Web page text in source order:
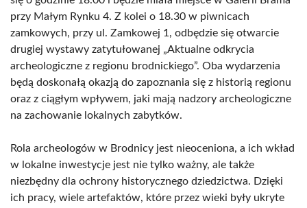
przy Małym Rynku 4. Z kolei o 18.30 w piwnicach
zamkowych, przy ul. Zamkowej 1, odbędzie się otwarcie
drugiej wystawy zatytułowanej „Aktualne odkrycia
archeologiczne z regionu brodnickiego”. Oba wydarzenia
będą doskonałą okazją do zapoznania się z historią regionu
oraz z ciągłym wpływem, jaki mają nadzory archeologiczne
na zachowanie lokalnych zabytków.
Rola archeologów w Brodnicy jest nieoceniona, a ich wkład
w lokalne inwestycje jest nie tylko ważny, ale także
niezbędny dla ochrony historycznego dziedzictwa. Dzięki
ich pracy, wiele artefaktów, które przez wieki były ukryte